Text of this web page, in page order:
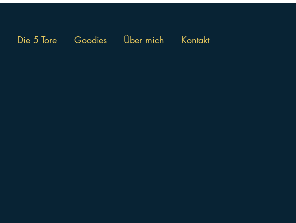
Die 5 Tore Goodies Über mich Kontakt